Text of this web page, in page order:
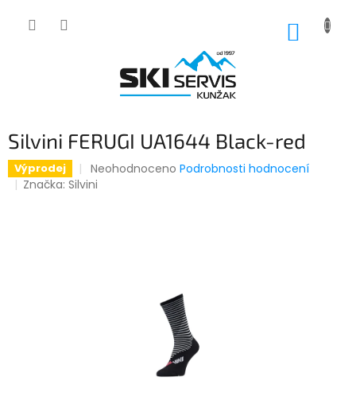
Silvini FERUGI UA1644 Black-red
Výprodej
Průměrné
hodnocení
Neohodnoceno Podrobnosti hodnocení
Značka:Silvini